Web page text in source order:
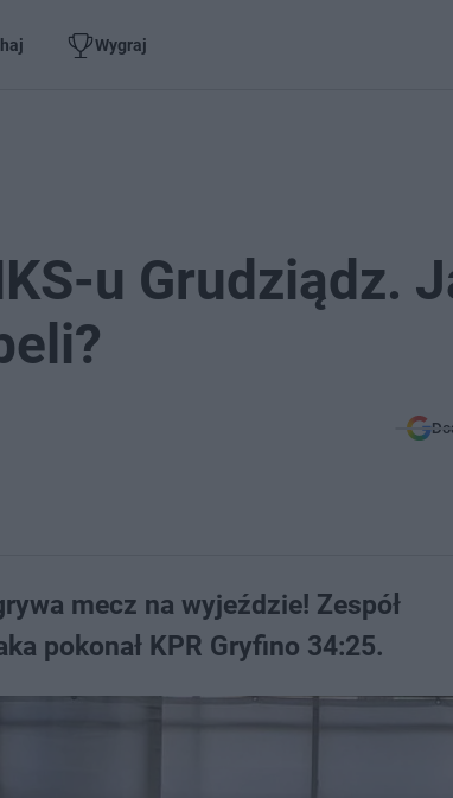
Wygraj
u Grudziądz.
mecz na wyjeździe! Zespół
pokonał KPR Gryfino 34:25.